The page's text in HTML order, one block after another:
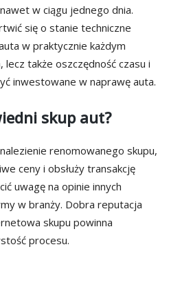
w ciągu jednego dnia.
się o stanie techniczne
w praktycznie każdym
także oszczędność czasu i
inwestowane w naprawę auta.
skup aut?
renomowanego skupu,
ceny i obsłuży transakcję
uwagę na opinie innych
w branży. Dobra reputacja
skupu powinna
procesu.